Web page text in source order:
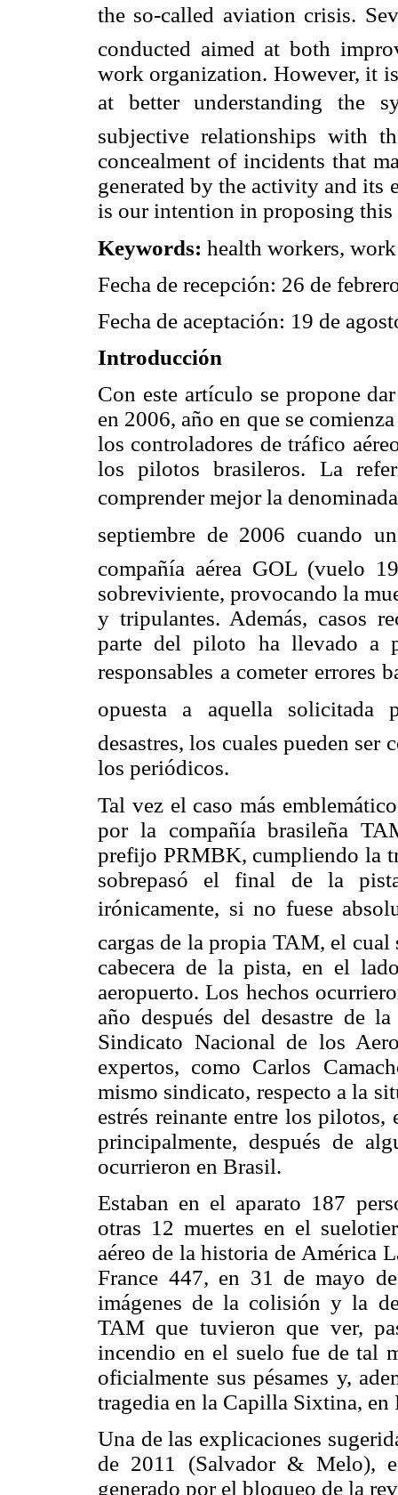
the so-called aviation crisis.
conducted aimed at both
work organization. However, it
at better understanding the
subjective relationships with
concealment of incidents that
generated by the activity and its
is our intention in proposing
Keywords: health workers,
Fecha de recepción: 26 de
Fecha de aceptación: 19 de
Introducción
Con este artículo se propone
en 2006, año en que se
los controladores de tráfico
los pilotos brasileros. La
comprender mejor la denominada
septiembre de 2006 cuando
compañía aérea GOL (vuelo
sobreviviente, provocando la
y tripulantes. Además, casos
parte del piloto ha llevado a
responsables a cometer errores
opuesta a aquella solicitada
desastres, los cuales pueden
los periódicos.
Tal vez el caso más
por la compañía brasileña
prefijo PRMBK, cumpliendo la
sobrepasó el final de la
irónicamente, si no fuese
cargas de la propia TAM, el cual
cabecera de la pista, en el
aeropuerto. Los hechos
año después del desastre de
Sindicato Nacional de los
expertos, como Carlos
mismo sindicato, respecto a la
estrés reinante entre los
principalmente, después de
ocurrieron en Brasil.
Estaban en el aparato 187
otras 12 muertes en el
aéreo de la historia de América
France 447, en 31 de mayo
imágenes de la colisión y la
TAM que tuvieron que ver,
incendio en el suelo fue de tal
oficialmente sus pésames y,
tragedia en la Capilla Sixtina, en
Una de las explicaciones
de 2011 (Salvador & Melo),
generado por el bloqueo de la